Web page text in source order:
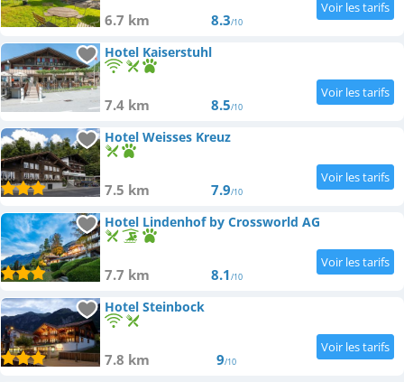
6.7 km 8.3/10
Hotel Kaiserstuhl
7.4 km 8.5/10
Hotel Weisses Kreuz
7.5 km 7.9/10
Hotel Lindenhof by Crossworld AG
7.7 km 8.1/10
Hotel Steinbock
7.8 km 9/10